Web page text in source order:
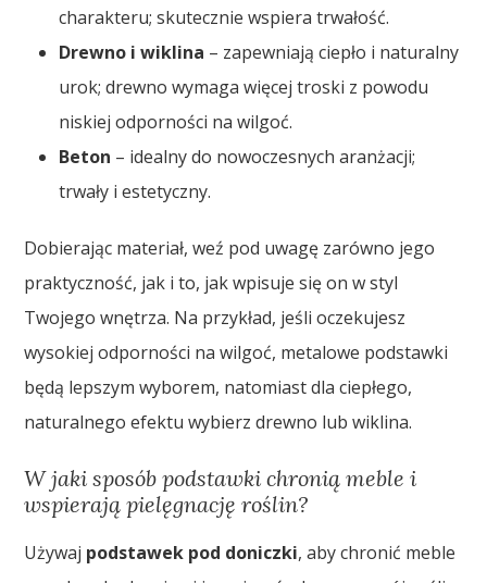
charakteru; skutecznie wspiera trwałość.
Drewno i wiklina – zapewniają ciepło i naturalny
urok; drewno wymaga więcej troski z powodu
niskiej odporności na wilgoć.
Beton – idealny do nowoczesnych aranżacji;
trwały i estetyczny.
Dobierając materiał, weź pod uwagę zarówno jego
praktyczność, jak i to, jak wpisuje się on w styl
Twojego wnętrza. Na przykład, jeśli oczekujesz
wysokiej odporności na wilgoć, metalowe podstawki
będą lepszym wyborem, natomiast dla ciepłego,
naturalnego efektu wybierz drewno lub wiklina.
W jaki sposób podstawki chronią meble i
wspierają pielęgnację roślin?
Używaj podstawek pod doniczki, aby chronić meble